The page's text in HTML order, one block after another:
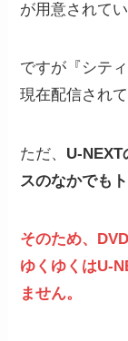
が用意されてい
ですが『シテ
現在配信され
ただ、 U-
スのなかでも
そのため、
ゆくゆくはU-
ません。